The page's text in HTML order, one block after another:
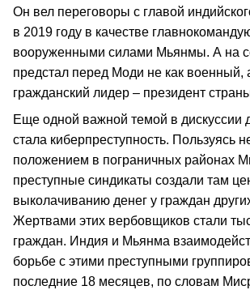
Он вел переговоры с главой
в 2019 году в качестве
вооруженными силами Мьянмы. А на
предстал перед Моди не как военный,
гражданский лидер – президент
Еще одной важной темой в дискуссии
стала киберпреступность. Пользуясь
положением в пограничных районах
преступные синдикаты создали там
выколачиванию денег у граждан
Жертвами этих вербовщиков стали
граждан. Индия и Мьянма
борьбе с этими преступными
последние 18 месяцев, по словам